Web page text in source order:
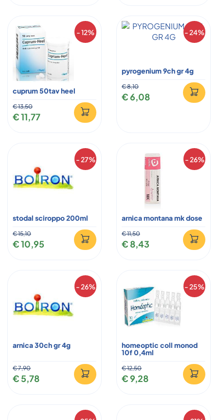
- 12%
cuprum 50tav heel
€ 13,50
€ 11,77
- 24%
pyrogenium 9ch gr 4g
€ 8,10
€ 6,08
- 27%
stodal sciroppo 200ml
€ 15,10
€ 10,95
- 26%
arnica montana mk dose
€ 11,50
€ 8,43
- 26%
arnica 30ch gr 4g
€ 7,90
€ 5,78
- 25%
homeoptic coll monod
10f 0,4ml
€ 12,50
€ 9,28